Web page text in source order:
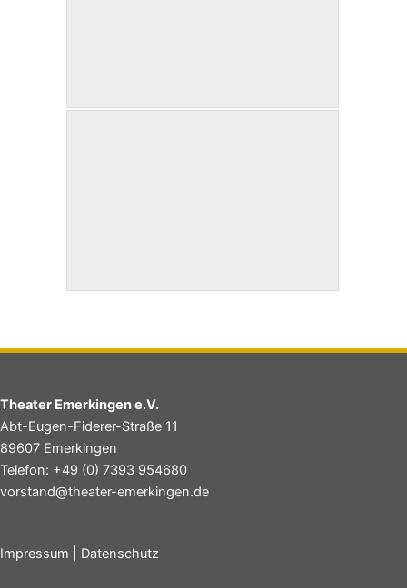
Theater Emerkingen e.V.
Abt-Eugen-Fiderer-Straße 11
89607 Emerkingen
Telefon: +49 (0) 7393 954680
vorstand@theater-emerkingen.de
Impressum Datenschutz